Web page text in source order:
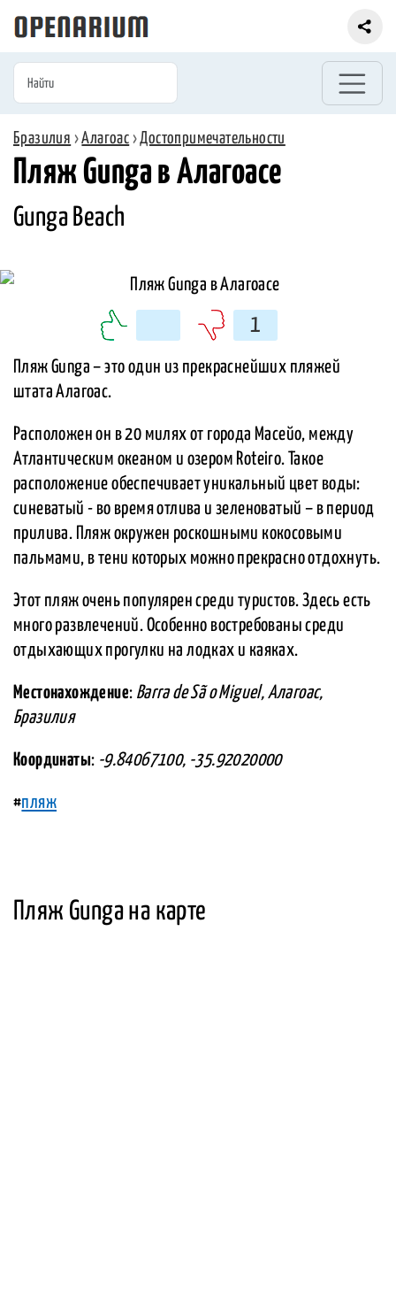
Бразилия ›Алагоас ›Достопримечательности
Пляж Gunga в Алагоасе
Gunga Beach
1
Пляж Gunga – это один из прекраснейших пляжей
штата Алагоас.
Расположен он в 20 милях от города Масейо, между
Атлантическим океаном и озером Roteiro. Такое
расположение обеспечивает уникальный цвет воды:
синеватый - во время отлива и зеленоватый – в период
прилива. Пляж окружен роскошными кокосовыми
пальмами, в тени которых можно прекрасно отдохнуть.
Этот пляж очень популярен среди туристов. Здесь есть
много развлечений. Особенно востребованы среди
отдыхающих прогулки на лодках и каяках.
Местонахождение: Barra de Sã o Miguel, Алагоас,
Бразилия
Координаты: -9.84067100, -35.92020000
#пляж
Пляж Gunga на карте